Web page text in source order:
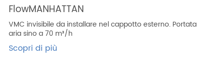
FlowMANHATTAN
VMC invisibile da installare nel cappotto esterno. Portata
aria sino a 70 m³/h
Scopri di più